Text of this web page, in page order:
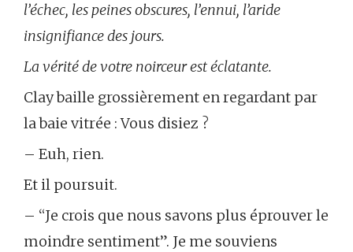
l’échec, les peines obscures, l’ennui, l’aride
insignifiance des jours.
La vérité de votre noirceur est éclatante.
Clay baille grossièrement en regardant par
la baie vitrée : Vous disiez ?
– Euh, rien.
Et il poursuit.
– “Je crois que nous savons plus éprouver le
moindre sentiment”. Je me souviens